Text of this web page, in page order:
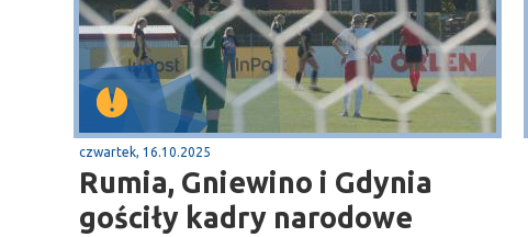
czwartek, 16.10.2025
Rumia, Gniewino i Gdynia
gościły kadry narodowe